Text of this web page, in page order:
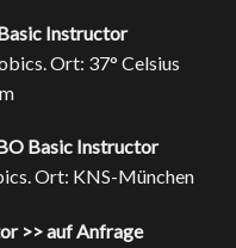
Instructor
Ort: 37° Celsius
Basic Instructor
Ort: KNS-München
>> auf Anfrage